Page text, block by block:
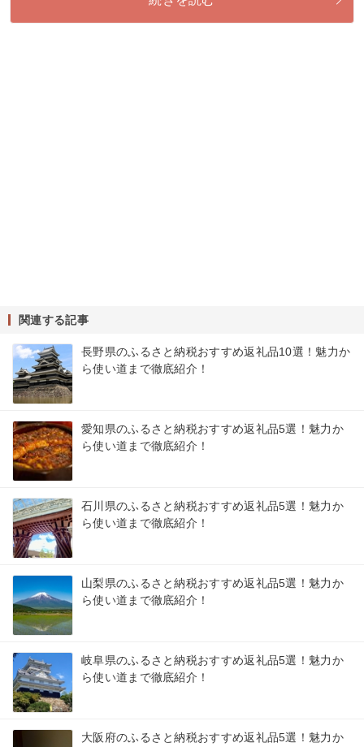
関連する記事
長野県のふるさと納税おすすめ返礼品10選！魅力か
ら使い道まで徹底紹介！
愛知県のふるさと納税おすすめ返礼品5選！魅力か
ら使い道まで徹底紹介！
石川県のふるさと納税おすすめ返礼品5選！魅力か
ら使い道まで徹底紹介！
山梨県のふるさと納税おすすめ返礼品5選！魅力か
ら使い道まで徹底紹介！
岐阜県のふるさと納税おすすめ返礼品5選！魅力か
ら使い道まで徹底紹介！
大阪府のふるさと納税おすすめ返礼品5選！魅力か